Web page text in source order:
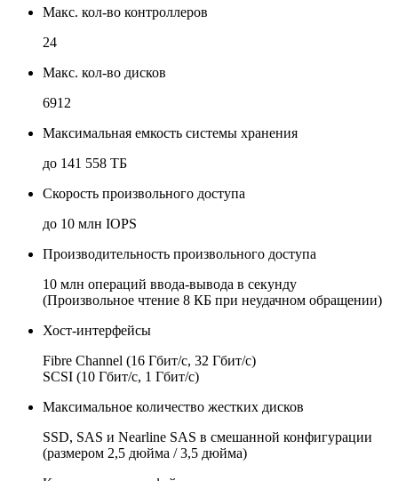
Макс. кол-во контроллеров
24
Макс. кол-во дисков
6912
Максимальная емкость системы хранения
до 141 558 ТБ
Скорость произвольного доступа
до 10 млн IOPS
Производительность произвольного доступа
10 млн операций ввода-вывода в секунду
(Произвольное чтение 8 КБ при неудачном обращении)
Хост-интерфейсы
Fibre Channel (16 Гбит/с, 32 Гбит/с)
SCSI (10 Гбит/с, 1 Гбит/с)
Максимальное количество жестких дисков
SSD, SAS и Nearline SAS в смешанной конфигурации
(размером 2,5 дюйма / 3,5 дюйма)